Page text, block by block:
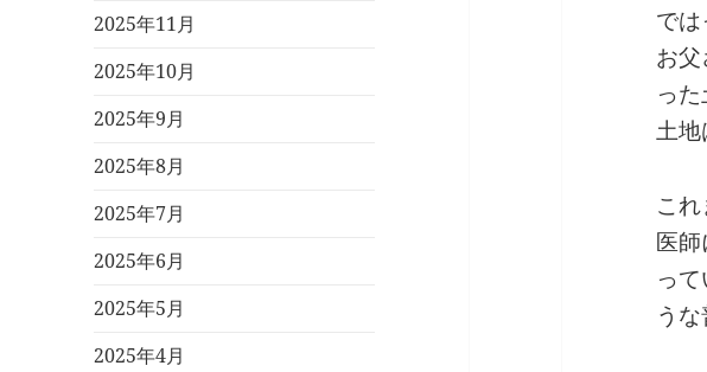
2025年11月
2025年10月
2025年9月
2025年8月
2025年7月
2025年6月
2025年5月
2025年4月
で
お
っ
土地
こ
医
っ
う